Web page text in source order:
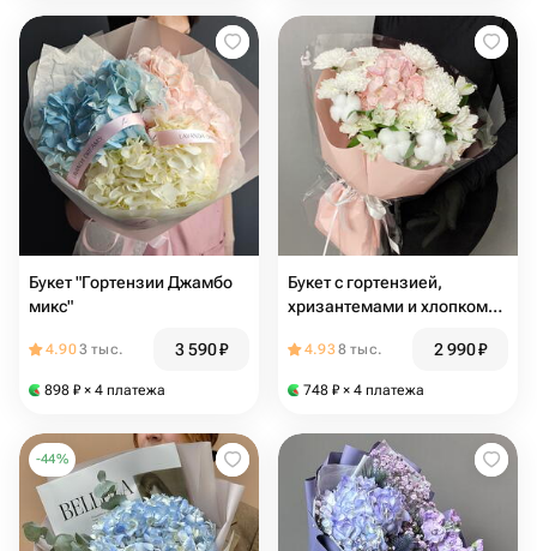
Букет "Гортензии Джамбо
микс"
4.903 тыс. 3 590₽
898 ₽ × 4 платежа
Букет с гортензией,
хризантемами и хлопком
4.938 тыс. 2 990₽
748 ₽ × 4 платежа
-44%